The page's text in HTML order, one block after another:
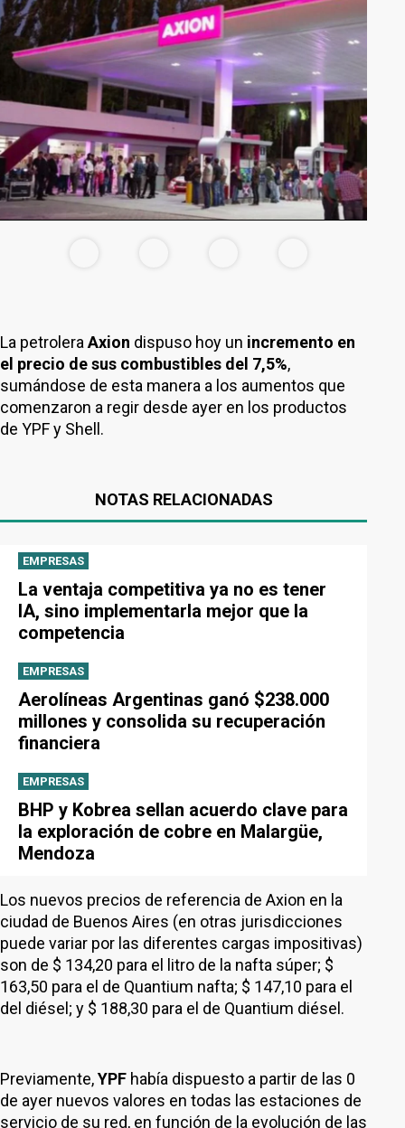
La petrolera Axion dispuso hoy un incremento en
el precio de sus combustibles del 7,5%,
sumándose de esta manera a los aumentos que
comenzaron a regir desde ayer en los productos
de YPF y Shell.
NOTAS RELACIONADAS
EMPRESAS
La ventaja competitiva ya no es tener
IA, sino implementarla mejor que la
competencia
EMPRESAS
Aerolíneas Argentinas ganó $238.000
millones y consolida su recuperación
financiera
EMPRESAS
BHP y Kobrea sellan acuerdo clave para
la exploración de cobre en Malargüe,
Mendoza
Los nuevos precios de referencia de Axion en la
ciudad de Buenos Aires (en otras jurisdicciones
puede variar por las diferentes cargas impositivas)
son de $ 134,20 para el litro de la nafta súper; $
163,50 para el de Quantium nafta; $ 147,10 para el
del diésel; y $ 188,30 para el de Quantium diésel.
Previamente,YPF había dispuesto a partir de las 0
de ayer nuevos valores en todas las estaciones de
servicio de su red, en función de la evolución de las